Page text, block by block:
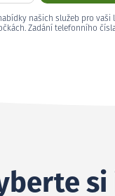
našich služeb pro
Zadání telefonního
si